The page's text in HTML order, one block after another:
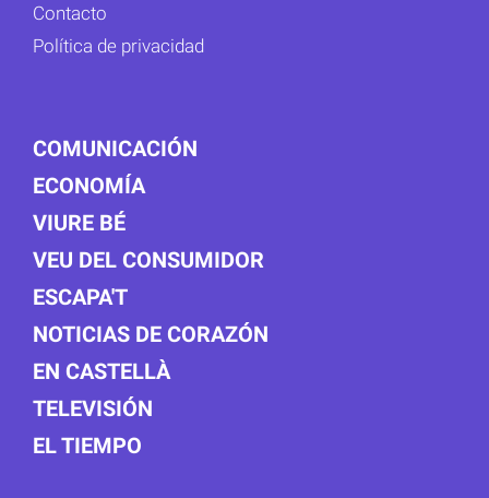
Contacto
Política de privacidad
COMUNICACIÓN
ECONOMÍA
VIURE BÉ
VEU DEL CONSUMIDOR
ESCAPA'T
NOTICIAS DE CORAZÓN
EN CASTELLÀ
TELEVISIÓN
EL TIEMPO